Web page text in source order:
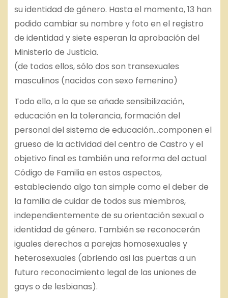
su identidad de género. Hasta el momento, 13 han
podido cambiar su nombre y foto en el registro
de identidad y siete esperan la aprobación del
Ministerio de Justicia.
(de todos ellos, sólo dos son transexuales
masculinos (nacidos con sexo femenino)
Todo ello, a lo que se añade sensibilización,
educación en la tolerancia, formación del
personal del sistema de educación…componen el
grueso de la actividad del centro de Castro y el
objetivo final es también una reforma del actual
Código de Familia en estos aspectos,
estableciendo algo tan simple como el deber de
la familia de cuidar de todos sus miembros,
independientemente de su orientación sexual o
identidad de género. También se reconocerán
iguales derechos a parejas homosexuales y
heterosexuales (abriendo asi las puertas a un
futuro reconocimiento legal de las uniones de
gays o de lesbianas).